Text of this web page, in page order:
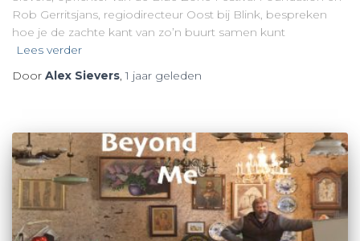
Rob Gerritsjans, regiodirecteur Oost bij Blink, bespreken
hoe je de zachte kant van zo’n buurt samen kunt
Lees verder
Door Alex Sievers,1 jaar geleden